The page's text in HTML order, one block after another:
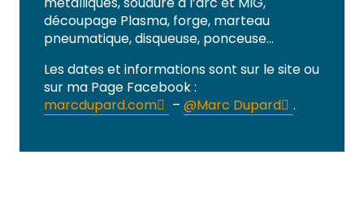
découpage Plasma, forge, marteau
pneumatique, disqueuse, ponceuse…
Les dates et informations sont sur le site ou
sur ma Page Facebook :
marcdupard.com
– @Marc Dupard .